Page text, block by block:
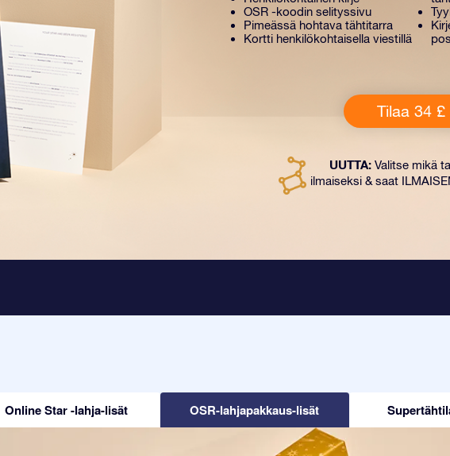
OSR -koodin selityssivu
Pimeässä hohtava tähtitarra
Kortti henkilökohtaisella viestillä
Tilaa 34 £
UUTTA:Valitse mikä
ilmaiseksi & saat
Online Star -lahja-lisät OSR-lahjapakkaus-lisät